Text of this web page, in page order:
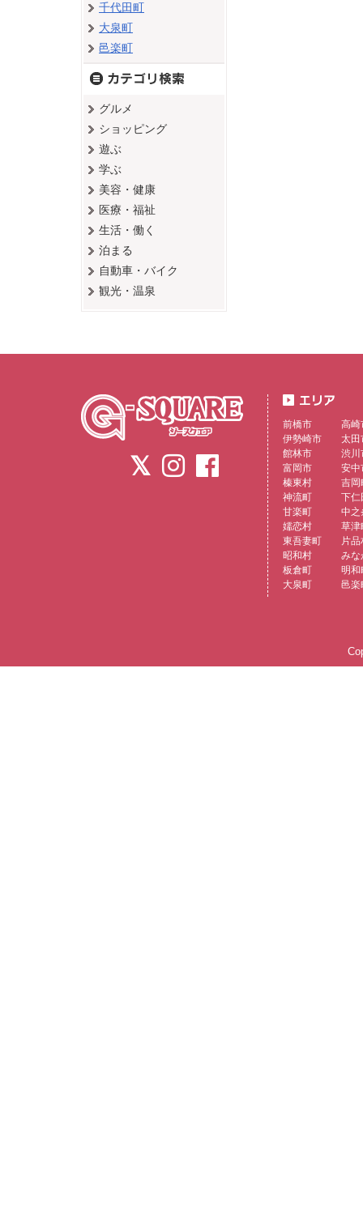
千代田町
大泉町
邑楽町
グルメ
ショッピング
遊ぶ
学ぶ
美容・健康
医療・福祉
生活・働く
泊まる
自動車・バイク
観光・温泉
前橋市
高崎
伊勢崎市
太田
館林市
渋川
富岡市
安中
榛東村
吉岡
神流町
下仁
甘楽町
中之
嬬恋村
草津
東吾妻町
片品
昭和村
みな
板倉町
明和
大泉町
邑楽